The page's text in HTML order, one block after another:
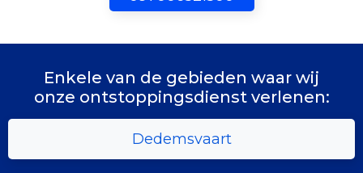
Enkele van de gebieden waar wij
onze ontstoppingsdienst verlenen:
Dedemsvaart